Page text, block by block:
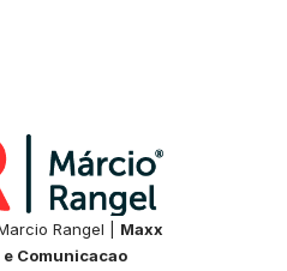
Rangel | Maxx
Comunicacao